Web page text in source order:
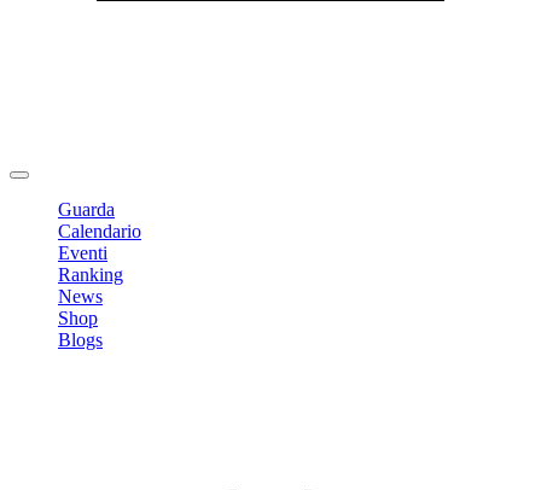
Guarda
Calendario
Eventi
Ranking
News
Shop
Blogs